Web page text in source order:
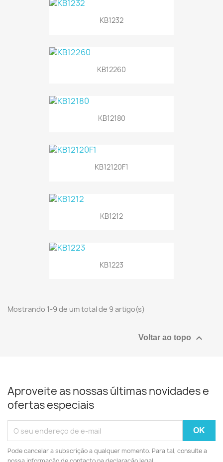
KB1232
KB12260
KB12180
KB12120F1
KB1212
KB1223
Mostrando 1-9 de um total de 9 artigo(s)
Voltar ao topo 
Aproveite as nossas últimas novidades e
ofertas especiais
Pode cancelar a subscrição a qualquer momento. Para tal, consulte a